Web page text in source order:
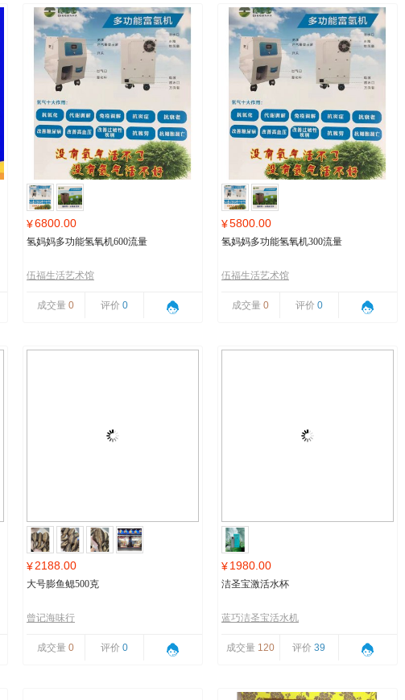
¥6800.00
氢妈妈多功能氢氧机600流量
伍福生活艺术馆
成交量 0 评价 0
¥5800.00
氢妈妈多功能氢氧机300流量
伍福生活艺术馆
成交量 0 评价 0
¥2188.00
大号膨鱼鳃500克
曾记海味行
成交量 0 评价 0
¥1980.00
洁圣宝激活水杯
蓝巧洁圣宝活水机
成交量 120 评价39